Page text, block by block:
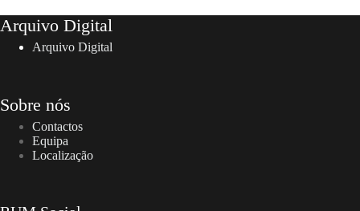
Arquivo Digital
Arquivo Digital
Sobre nós
Contactos
Equipa
Localização